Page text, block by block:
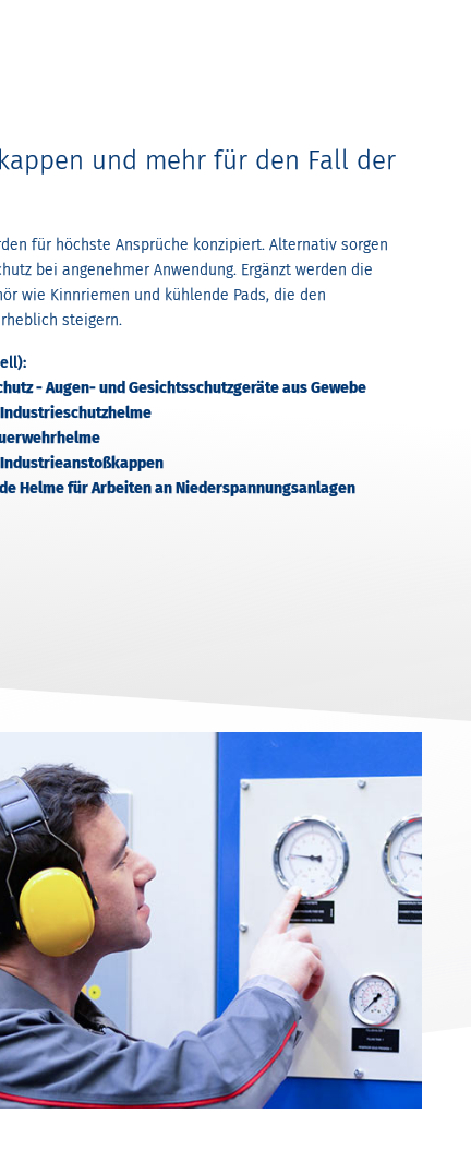
und mehr für den Fall der
für höchste Ansprüche konzipiert. Alternativ sorgen
bei angenehmer Anwendung. Ergänzt werden die
wie Kinnriemen und kühlende Pads, die den
steigern.
- Augen- und Gesichtsschutzgeräte aus Gewebe
Industrieanstoßkappen
Helme für Arbeiten an Niederspannungsanlagen